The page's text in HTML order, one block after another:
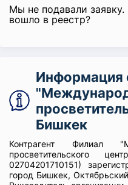
Мы не подавали
вошло в реестр?
Информация
Бишкек
Контрагент Филиал
просветительского
02704201710151)
город Бишкек,